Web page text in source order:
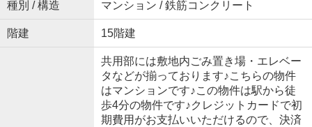
種別 / 構造 マンション / 鉄筋コンクリート
階建 15階建
共用部には敷地内ごみ置き場・エレベー
タなどが揃っております♪こちらの物件
はマンションです♪この物件は駅から徒
歩4分の物件です♪クレジットカードで初
期費用がお支払いいただけるので、決済